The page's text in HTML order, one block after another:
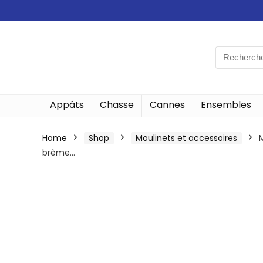
Search
for:
Appâts Chasse Cannes Ensembles
Home Shop Moulinets et accessoires
brême…